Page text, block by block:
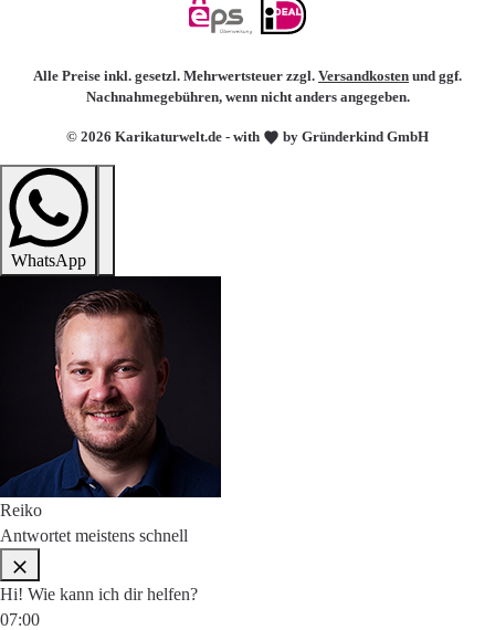
© 2026 Karikaturwelt.de - with by Gründerkind GmbH
Alle Preise inkl. gesetzl. Mehrwertsteuer zzgl. Versandkosten und ggf.
Nachnahmegebühren, wenn nicht anders angegeben.
WhatsApp
Reiko
Antwortet meistens schnell
Hi! Wie kann ich dir helfen?
07:00